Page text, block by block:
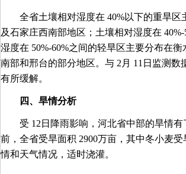
全省土壤相对湿度在 40%以下的重旱区
及石家庄西南部地区；土壤相对湿度在
湿度在 50%-60%之间的轻旱区主要分布在
南部和邢台的部分地区。与 2 月 11 日监测数
有所缓解。
四、旱情分析
受 12 日降雨影响，河北省中部的旱情
前，全省受旱面积 2900万亩，其中冬小麦
情和天气情况，适时浇灌。